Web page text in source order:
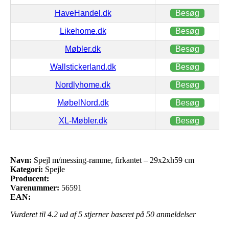
HaveHandel.dk Besøg
Likehome.dk Besøg
Møbler.dk Besøg
Wallstickerland.dk Besøg
Nordlyhome.dk Besøg
MøbelNord.dk Besøg
XL-Møbler.dk Besøg
Navn: Spejl m/messing-ramme, firkantet – 29x2xh59 cm
Kategori: Spejle
Producent:
Varenummer: 56591
EAN:
Vurderet til 4.2 ud af 5 stjerner baseret på 50 anmeldelser